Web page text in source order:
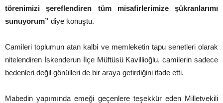
törenimizi şereflendiren tüm misafirlerimize şükranlarımı
sunuyorum” diye konuştu.
Camileri toplumun atan kalbi ve memleketin tapu senetleri olarak
nitelendiren İskenderun İlçe Müftüsü Kavillioğlu, camilerin sadece
bedenleri değil gönülleri de bir araya getirdiğini ifade etti.
Mabedin yapımında emeği geçenlere teşekkür eden Milletvekili